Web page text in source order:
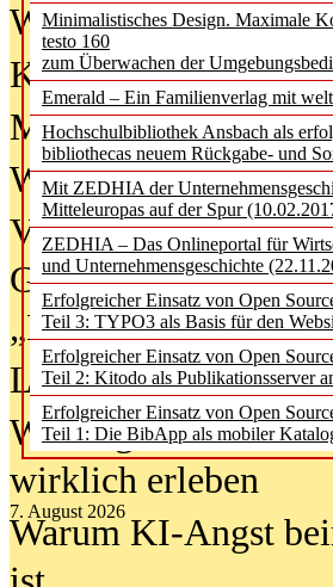
Minimalistisches Design. Maximale
testo 160
zum Überwachen der
Emerald – Ein Familienverlag mit
Hochschulbibliothek Ansbach als
bibliothecas neuem Rückgabe- und
Mit ZEDHIA der
Mitteleuropas auf der Spur
ZEDHIA – Das Onlineportal für
und Unternehmensgeschichte
Erfolgreicher Einsatz von Open
Teil 3: TYPO3 als Basis für den
Erfolgreicher Einsatz von Open
Teil 2: Kitodo als Publikationsserver
Erfolgreicher Einsatz von Open
Teil 1: Die BibApp als mobiler
7. August 2026
Was
Kinder in der
Metadaten als
Wenn Bots
Von
Geisterjagd-
„Library of Things“
Lesen als
Wie Jugendliche
wirklich erleben
Warum KI-Angst